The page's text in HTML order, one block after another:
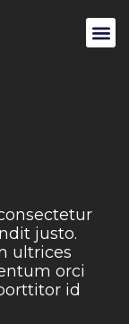
justo.
ultrices
orci
id